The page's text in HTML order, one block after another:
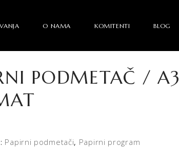
O NAMA KOMITENTI BLOG
PODMETAČ / A3
Papirni podmetači, Papirni program